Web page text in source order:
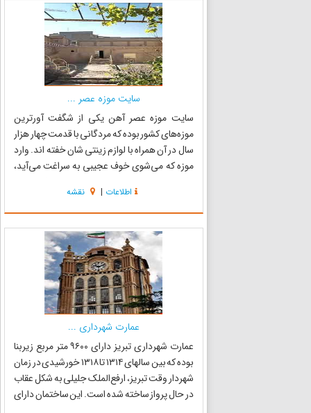
سایت موزه عصر ...
سایت موزه عصر آهن یکی از شگفت آورترین
موزه‌های کشور بوده که مردگانی با قدمت چهار هزار
سال در آن همراه با لوازم زینتی شان خفته اند. وارد
موزه که می‌شوی خوف عجیبی به سراغت می‌آید،
گاها ثروتمند همراه با اشیائی گران بها. به قدمت آثار
و گورهای...
اطلاعات | نقشه
عمارت شهرداری ...
عمارت شهرداری تبریز دارای ۹۶۰۰ متر مربع زیربنا
بوده که بین سالهای ۱۳۱۴ تا ۱۳۱۸ خورشیدی در زمان
شهردار وقت تبریز، ارفع‌الملک جلیلی به شکل عقاب
در حال پرواز ساخته شده است. این ساختمان دارای